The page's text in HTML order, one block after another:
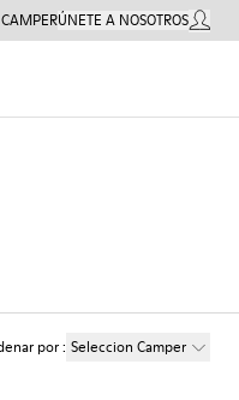
ÚNETE A NOSOTROSMI
por: Seleccion Camper